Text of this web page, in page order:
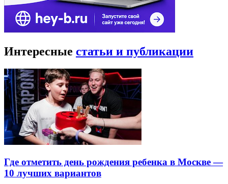
Интересные статьи и публикации
Где отметить день рождения ребенка в Москве —
10 лучших вариантов